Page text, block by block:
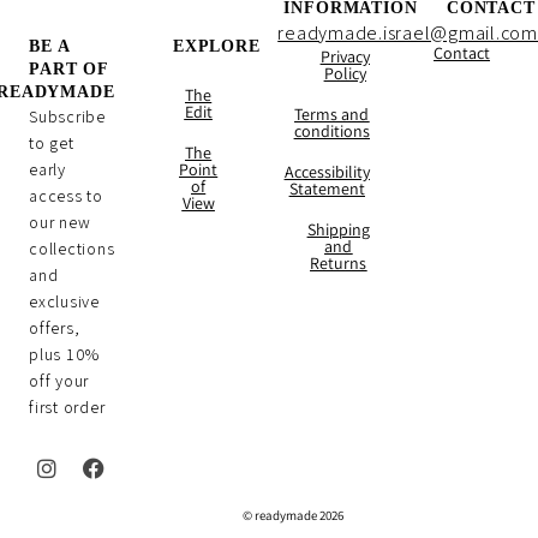
CONTACT
readymade.israel@gmail.com
Contact
INFORMATION
Privacy
Policy
Terms and
conditions
Accessibility
Statement
Shipping
and
Returns
EXPLORE
The
Edit
The
Point
of
View
BE A
PART OF
Subscribe
to get
early
access to
our new
collections
and
exclusive
offers,
plus 10%
off your
first order
2026 readymade ©